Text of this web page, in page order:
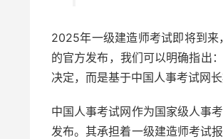
2025年一级建造师考试即将到
的官方发布，我们可以明确指出：
决定，而是基于中国人事考试网
中国人事考试网作为国家级人事
发布。其承担着一级建造师考试